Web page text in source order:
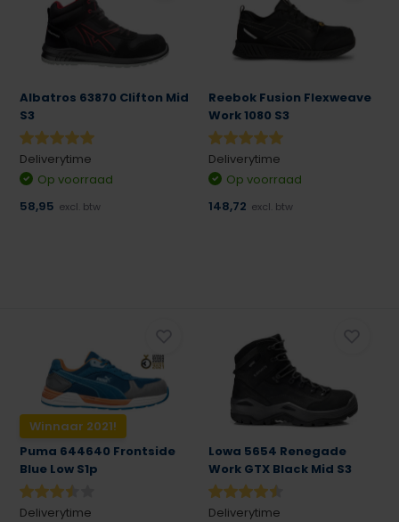
Albatros 63870 Clifton Mid
S3
Deliverytime
Op voorraad
58,95 excl. btw
Reebok Fusion Flexweave
Work 1080 S3
Deliverytime
Op voorraad
148,72 excl. btw
Winnaar 2021!
Puma 644640 Frontside
Blue Low S1p
Deliverytime
Lowa 5654 Renegade
Work GTX Black Mid S3
Deliverytime